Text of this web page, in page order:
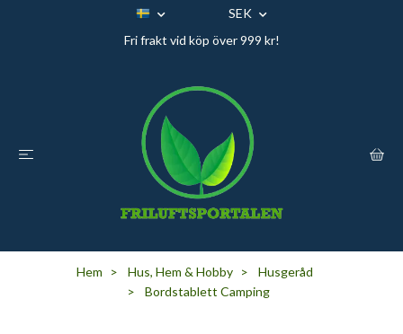
SEK
Fri frakt vid köp över 999 kr!
Hem Hus, Hem & Hobby
Husgeråd
Bordstablett Camping